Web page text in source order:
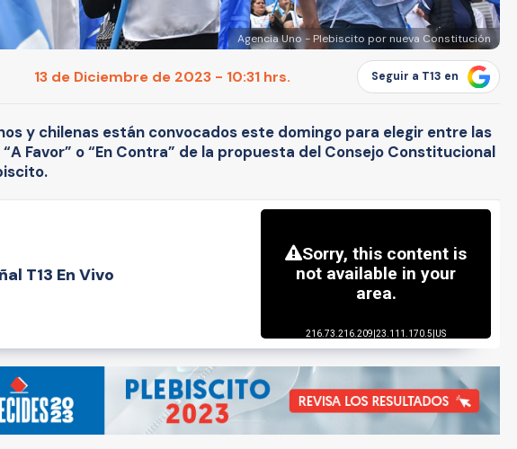
Agencia Uno - Plebiscito por nueva Constitución
13 de Diciembre de 2023 - 10:31 hrs. Seguir a T13 en
y chilenas están convocados este domingo para elegir entre las
Favor” o “En Contra” de la propuesta del Consejo Constitucional
T13 En Vivo